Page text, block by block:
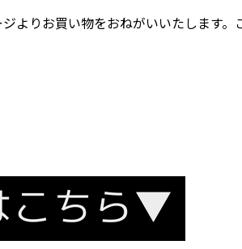
よりお買い物をおねがいいたします。